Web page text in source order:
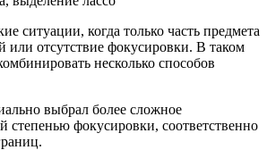
ситуации, когда только часть предмета
или отсутствие фокусировки. В таком
несколько способов
выбрал более сложное
степенью фокусировки, соответственно